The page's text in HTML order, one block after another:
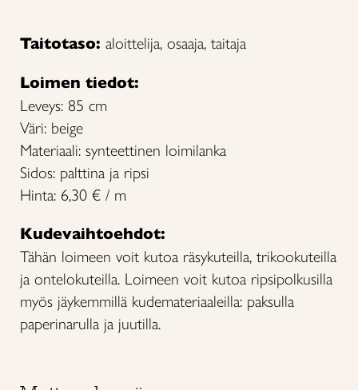
Taitotaso: aloittelija, osaaja, taitaja
Loimen tiedot:
Leveys: 85 cm
Väri: beige
Materiaali: synteettinen loimilanka
Sidos: palttina ja ripsi
Hinta: 6,30 € / m
Kudevaihtoehdot:
Tähän loimeen voit kutoa räsykuteilla, trikookuteilla
ja ontelokuteilla. Loimeen voit kutoa ripsipolkusilla
myös jäykemmillä kudemateriaaleilla: paksulla
paperinarulla ja juutilla.